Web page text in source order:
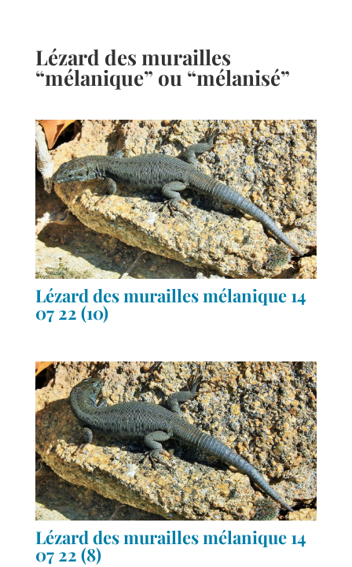
Lézard des murailles
“mélanique” ou “mélanisé”
Lézard des murailles mélanique 14
07 22 (10)
Lézard des murailles mélanique 14
07 22 (8)